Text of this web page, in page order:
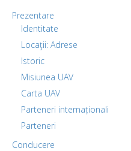
Prezentare
Identitate
Locaţii: Adrese
Istoric
Misiunea UAV
Carta UAV
Parteneri internaționali
Parteneri
Conducere